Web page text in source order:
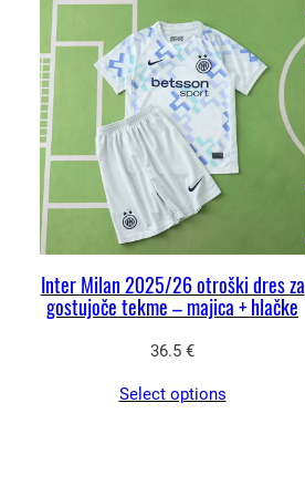
Inter Milan 2025/26 otroški dres za
gostujoče tekme – majica + hlačke
36.5 €
Select options